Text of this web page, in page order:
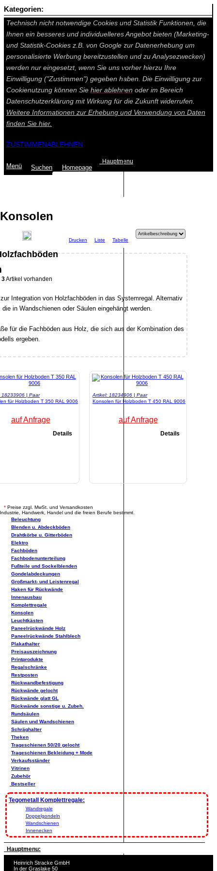
Auf dieser Seite werden technisch notwendige Cookies gesetzt.
Technisch nicht notwendige Cookies und Statistik Funktionen, die
Ihnen ein besseres und individuelleres Angebot bieten (Marketing-
und Statistik-Cookies z.B. von Google zur Datenerhebung um
personalisierte Werbung bereitzustellen und zu Analysezwecken)
werden nur eingesetzt, wenn Sie uns vorher hierzu Ihre
Einwilligung ("Zustimmen") gegeben haben. Die Einwilligung zur
Cookienutzung können Sie hier ablehnen oder im Bereich
Datenschutzerklärung mit Wirkung für die Zukunft widerrufen.
Weitere Informationen zur Erhebung und Verwendung von Daten
finden Sie hier.
ZUSTIMMENABLEHNEN
Menü Suchen Homepage
Hauptmenu
Konsolen
3Artikel vorhanden
Drucken Liste Tabelle
Integration von Holzfachböden in das Systemregal. Alternativ
in Wandschienen oder Säulen eingehängt werden.
für die Fachböden aus Holz, die sich aus der Kombination des
ergeben.
18233906 | Paar
für Holzboden T 350 RAL 9006
auf Anfrage
Details
Artikel: 18234906 | Paar
Konsolen für Holzboden T 450 RAL 9006
auf Anfrage
Details
* Preise zzgl. MwSt. und Versandkosten
Handwerk, Handel und die freien Berufe bestimmt.
Kategorien:
Beleuchtung
Blenden u. Abdeckböden
Drahtkörbe u. Gitterböden
Elektro
Fachböden
Fachbodenunterteilung
Fußteile und Sockelblenden
Gondelabdeckungen
Großmarkt- und Leistenregal
Haken für Rückwände
Innenausbau
Komplettregale
Konsolen
Leuchtkästen
Paneelrückwände Holz
Paneelrückwände Stahlblech
Plakathalter
Preisauszeichnung
Printprodukte
Regalschränke
Restposten
Rückwandbefestigung
Rückwände gelocht
Rückwände glatt GL
Rückwände sonstige u. Zubeh.
Rundsäulen
Säulen und Wandschienen
Schräghalter
Theken
Trageschienen 50/20 gelocht
Trageschienen Bekleidung + Mode
Verkaufsständer
Vitrinen
Zubehör
Bestseller
Tegometall Komplettregale:
Wandregale
Doppelgondeln
Wandschienen
Innenecken
Hauptmenu:
Heinrich Stracke GmbH
In der Graslake 50